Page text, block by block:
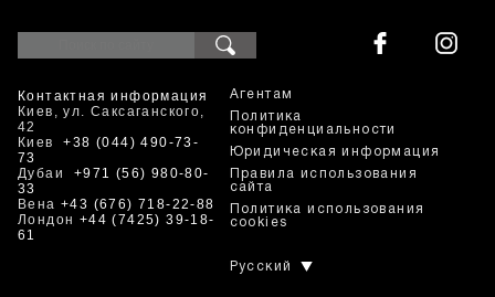
Контактная информация
Киев, ул. Саксаганского,
42
Киев+38 (044) 490-73-
73
Дубаи +971 (56) 980-80-
33
Вена +43 (676) 718-22-88
Лондон +44 (7425) 39-18-
61
Агентам
Политика
конфиденциальности
Юридическая информация
Правила использования
сайта
Политика использования
cookies
Русский